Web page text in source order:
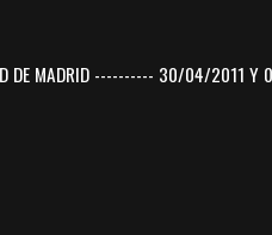
DE MADRID ---------- 30/04/2011